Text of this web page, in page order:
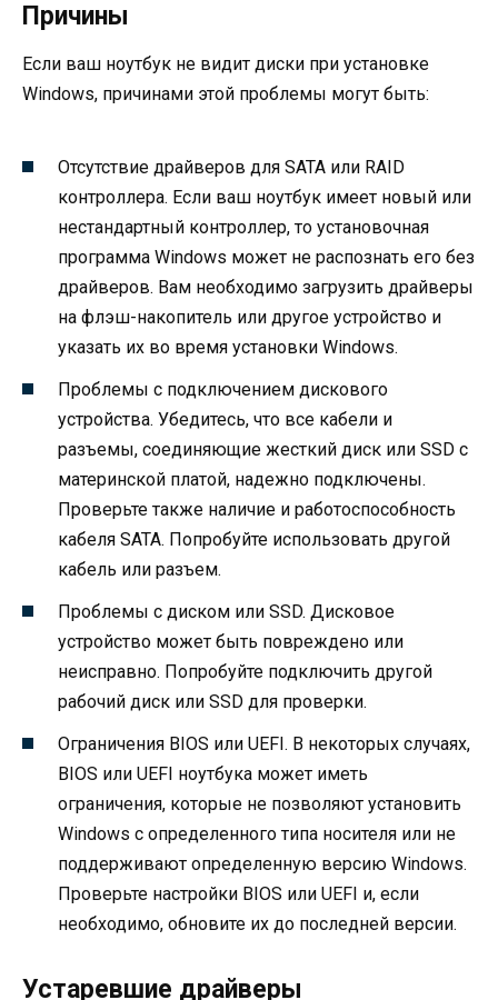
Причины
Если ваш ноутбук не видит диски при установке
Windows, причинами этой проблемы могут быть:
Отсутствие драйверов для SATA или RAID
контроллера. Если ваш ноутбук имеет новый или
нестандартный контроллер, то установочная
программа Windows может не распознать его без
драйверов. Вам необходимо загрузить драйверы
на флэш-накопитель или другое устройство и
указать их во время установки Windows.
Проблемы с подключением дискового
устройства. Убедитесь, что все кабели и
разъемы, соединяющие жесткий диск или SSD с
материнской платой, надежно подключены.
Проверьте также наличие и работоспособность
кабеля SATA. Попробуйте использовать другой
кабель или разъем.
Проблемы с диском или SSD. Дисковое
устройство может быть повреждено или
неисправно. Попробуйте подключить другой
рабочий диск или SSD для проверки.
Ограничения BIOS или UEFI. В некоторых случаях,
BIOS или UEFI ноутбука может иметь
ограничения, которые не позволяют установить
Windows с определенного типа носителя или не
поддерживают определенную версию Windows.
Проверьте настройки BIOS или UEFI и, если
необходимо, обновите их до последней версии.
Устаревшие драйверы